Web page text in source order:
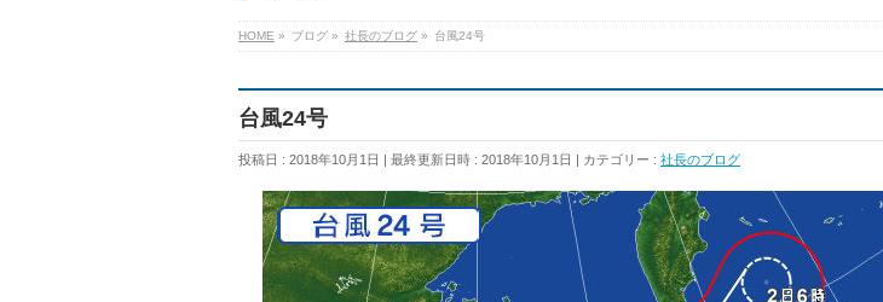
HOME » ブログ » 社長のブログ » 台風24号
台風24号
投稿日 : 2018年10月1日 最終更新日時 : 2018年10月1日 カテゴリー : 社長のブログ